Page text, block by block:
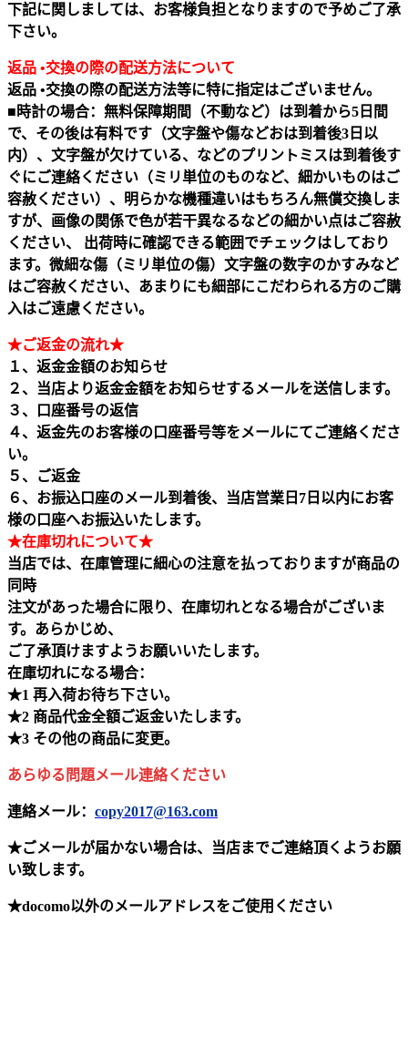
下記に関しましては、お客様負担となりますので予めご了承
下さい。
返品 •交換の際の配送方法について
返品 •交換の際の配送方法等に特に指定はございません。
■時計の場合：無料保障期間（不動など）は到着から5日間
で、その後は有料です（文字盤や傷などおは到着後3日以
内）、文字盤が欠けている、などのプリントミスは到着後す
ぐにご連絡ください（ミリ単位のものなど、細かいものはご
容赦ください）、明らかな機種違いはもちろん無償交換しま
すが、画像の関係で色が若干異なるなどの細かい点はご容赦
ください、 出荷時に確認できる範囲でチェックはしており
ます。微細な傷（ミリ単位の傷）文字盤の数字のかすみなど
はご容赦ください、あまりにも細部にこだわられる方のご購
入はご遠慮ください。
★ご返金の流れ★
１、返金金額のお知らせ
２、当店より返金金額をお知らせするメールを送信します。
３、口座番号の返信
４、返金先のお客様の口座番号等をメールにてご連絡くださ
い。
５、ご返金
６、お振込口座のメール到着後、当店営業日7日以内にお客
様の口座へお振込いたします。
★在庫切れについて★
当店では、在庫管理に細心の注意を払っておりますが商品の
同時
注文があった場合に限り、在庫切れとなる場合がございま
す。あらかじめ、
ご了承頂けますようお願いいたします。
在庫切れになる場合：
★1 再入荷お待ち下さい。
★2 商品代金全額ご返金いたします。
★3 その他の商品に変更。
あらゆる問題メール連絡ください
連絡メール： copy2017@163.com
★ごメールが届かない場合は、当店までご連絡頂くようお願
い致します。
★docomo以外のメールアドレスをご使用ください